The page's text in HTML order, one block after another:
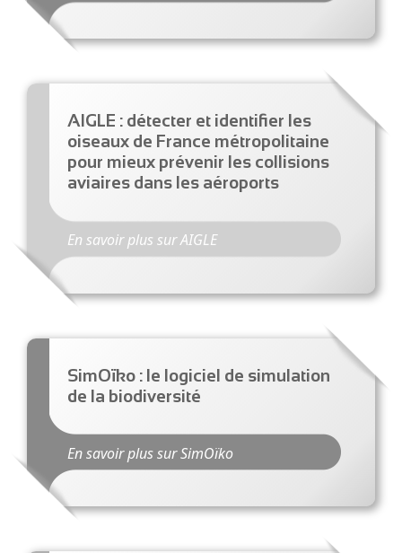
AIGLE : détecter et identifier les
oiseaux de France métropolitaine
pour mieux prévenir les collisions
aviaires dans les aéroports
En savoir plus sur AIGLE
SimOïko : le logiciel de simulation
de la biodiversité
En savoir plus sur SimOïko